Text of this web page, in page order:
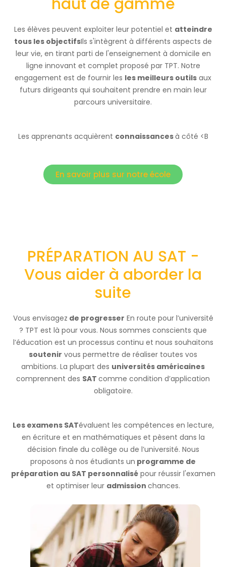
Les élèves peuvent exploiter leur potentiel et atteindre
tous les objectifsIls s'intègrent à différents aspects de
leur vie, en tirant parti de l'enseignement à domicile en
ligne innovant et complet proposé par TPT. Notre
engagement est de fournir les les meilleurs outils aux
futurs dirigeants qui souhaitent prendre en main leur
parcours universitaire.
Les apprenants acquièrent connaissancesà côté <B
En savoir plus sur notre école
PRÉPARATION AU SAT -
Vous aider à aborder la
suite
Vous envisagez de progresser En route pour l’université
? TPT est là pour vous. Nous sommes conscients que
l’éducation est un processus continu et nous souhaitons
soutenir vous permettre de réaliser toutes vos
ambitions. La plupart des universités américaines
comprennent des SAT comme condition d’application
obligatoire.
Les examens SATévaluent les compétences en lecture,
en écriture et en mathématiques et pèsent dans la
décision finale du collège ou de l’université. Nous
proposons à nos étudiants un programme de
préparation au SAT personnalisépour réussir l'examen
et optimiser leur admission chances.